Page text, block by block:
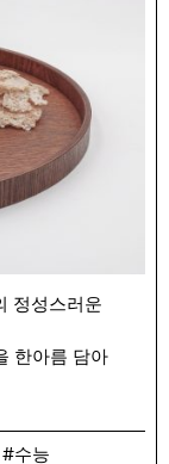
을 구워 줍니다.
딱새우를 넣어
니다.
잡아줍니다.
치즈, 바질을
정성스러운
한아름 담아
혜숙 수제
수능